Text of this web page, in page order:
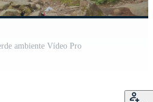
ambiente Vídeo Pro